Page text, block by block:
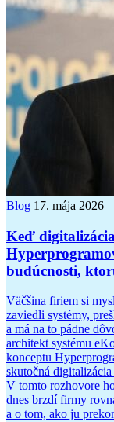
Blog 17. mája 2026
Keď
budúcnosti,
Väčšina firiem si
zaviedli systémy,
a má na to pádne
architekt systému
konceptu
skutočná
V tomto rozhovore
dnes brzdí firmy
a o tom, ako ju